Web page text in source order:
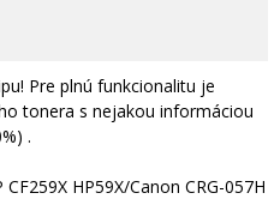
Pre plnú funkcionalitu je
tonera s nejakou informáciou
.
HP59X/Canon CRG-057H